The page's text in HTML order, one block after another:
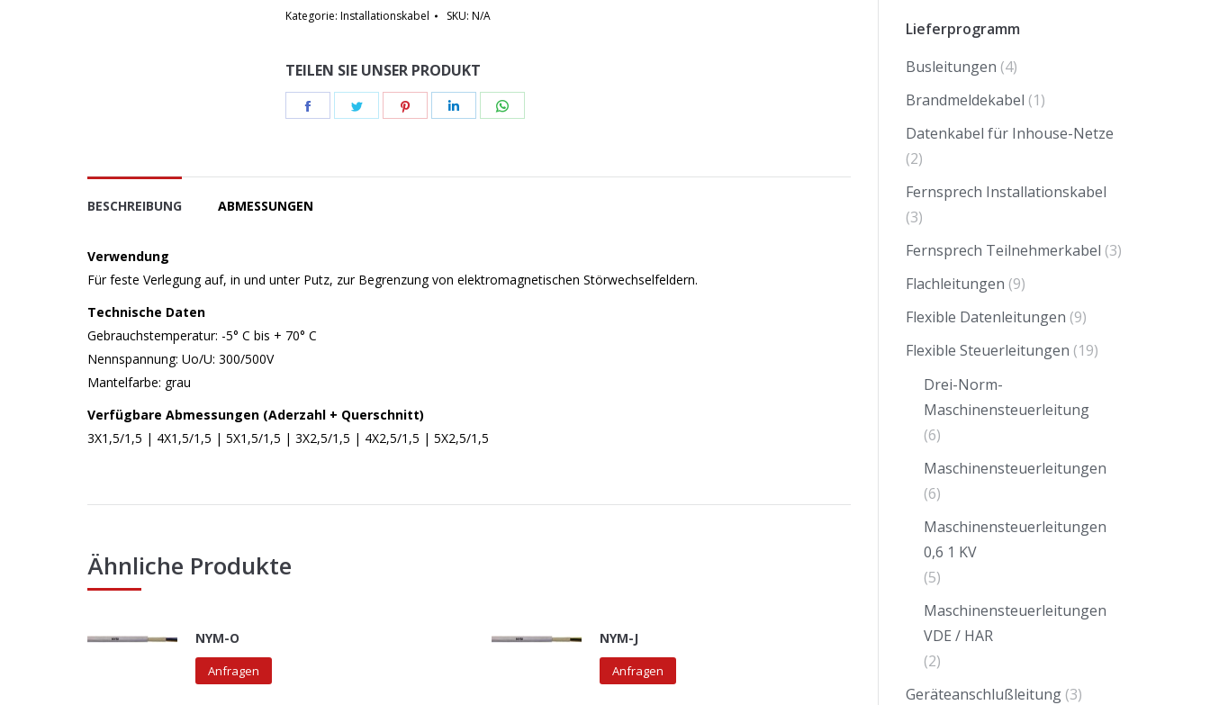
Kategorie: Installationskabel SKU: N/A
TEILEN SIE UNSER PRODUKT
Teilen
Teilen
Teilen
Teilen
BESCHREIBUNG ABMESSUNGEN
Verwendung
Für feste Verlegung auf, in und unter Putz, zur Begrenzung von elektromagnetischen Störwechselfeldern.
Technische Daten
Gebrauchstemperatur: -5° C bis + 70° C
Nennspannung: Uo/U: 300/500V
Mantelfarbe: grau
Verfügbare Abmessungen (Aderzahl + Querschnitt)
3X1,5/1,5 | 4X1,5/1,5 | 5X1,5/1,5 | 3X2,5/1,5 | 4X2,5/1,5 | 5X2,5/1,5
Ähnliche Produkte
NYM-O
Anfragen
NYM-J
Anfragen
Lieferprogramm
Busleitungen (4)
Brandmeldekabel (1)
Datenkabel für Inhouse-Netze
(2)
Fernsprech Installationskabel
(3)
Fernsprech Teilnehmerkabel (3)
Flachleitungen (9)
Flexible Datenleitungen (9)
Flexible Steuerleitungen (19)
Drei-Norm-
Maschinensteuerleitung
(6)
Maschinensteuerleitungen
(6)
Maschinensteuerleitungen
0,6 1 KV
(5)
Maschinensteuerleitungen
VDE / HAR
(2)
Geräteanschlußleitung (3)